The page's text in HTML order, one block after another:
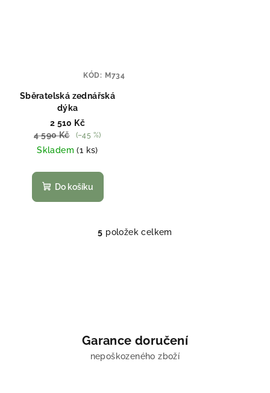
Sběratelská zednářská
dýka
2 510 Kč
4 590 Kč
(–45 %)
Skladem(1 ks)
Do košíku
KÓD: M734
O
í
p
r
5 položek celkem
Garance doručení
nepoškozeného zboží